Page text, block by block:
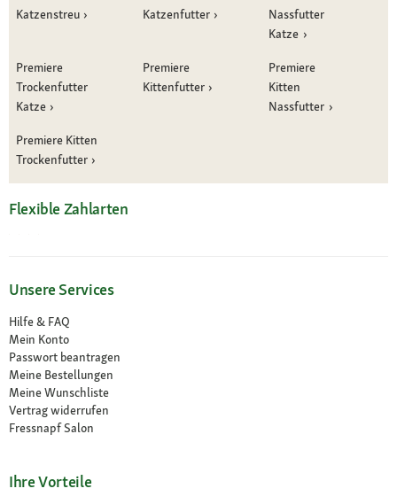
Katzenstreu
Katzenfutter
Nassfutter
Katze
Premiere
Trockenfutter
Katze
Premiere
Kittenfutter
Premiere
Kitten
Nassfutter
Premiere Kitten
Trockenfutter
Flexible Zahlarten
Unsere Services
Hilfe & FAQ
Mein Konto
Passwort beantragen
Meine Bestellungen
Meine Wunschliste
Vertrag widerrufen
Fressnapf Salon
Ihre Vorteile